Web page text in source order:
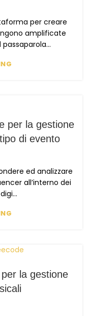
per creare
amplificate
per la gestione
di evento
ed analizzare
all’interno dei
la gestione